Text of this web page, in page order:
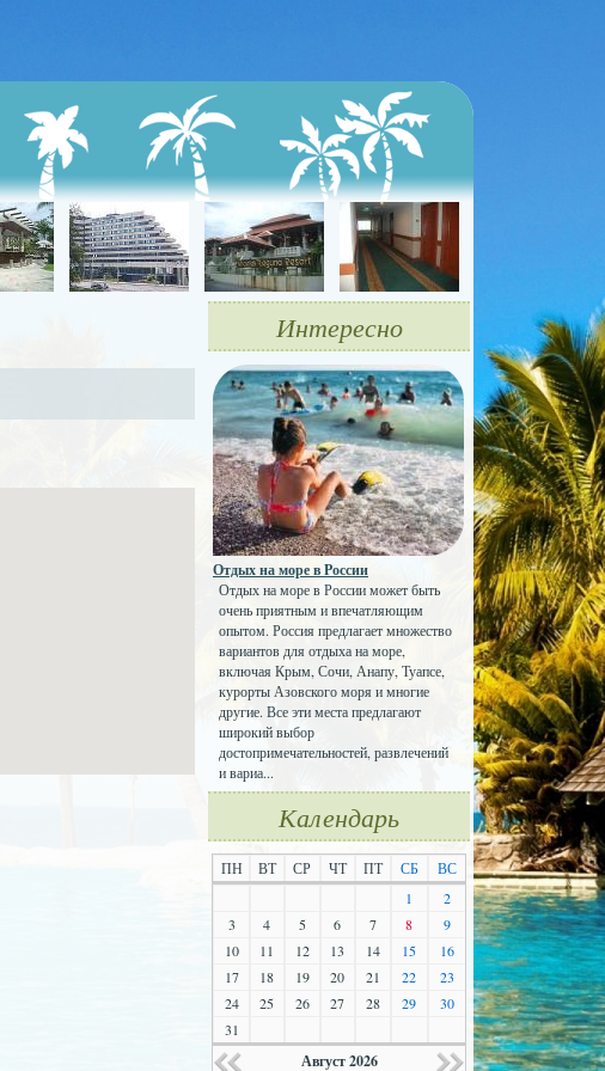
Интересно
Отдых на море в России
Отдых на море в России может быть
очень приятным и впечатляющим
опытом. Россия предлагает множество
вариантов для отдыха на море,
включая Крым, Сочи, Анапу, Туапсе,
курорты Азовского моря и многие
другие. Все эти места предлагают
широкий выбор
достопримечательностей, развлечений
и вариа...
Календарь
ПН ВТ СР ЧТ ПТ СБ
ВС
1
2
3
4 5 6 7 8
9
10
11 12 13 14 15
16
17
18 19 20 21 22
23
24
25 26 27 28 29
30
31
Август 2026